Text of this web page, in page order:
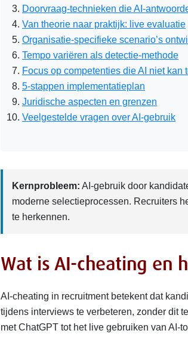
Doorvraag-technieken die AI-
Van theorie naar praktijk: live evaluatie
Organisatie-specifieke scenario’s
Tempo variëren als detectie-methode
Focus op competenties die AI niet kan
5-stappen implementatieplan
Juridische aspecten en grenzen
Veelgestelde vragen over AI-gebruik
Kernprobleem: AI-gebruik door
moderne selectieprocessen. Recruiters
te herkennen.
Wat is AI-cheating en
AI-cheating in recruitment betekent dat
tijdens interviews te verbeteren, zonder dit
met ChatGPT tot het live gebruiken van AI-